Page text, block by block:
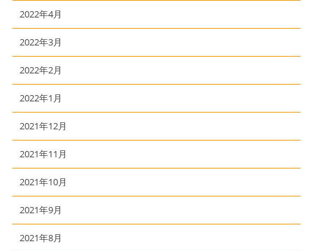
2022年4月
2022年3月
2022年2月
2022年1月
2021年12月
2021年11月
2021年10月
2021年9月
2021年8月